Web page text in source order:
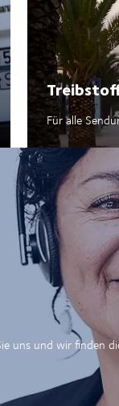
Für alle
uns und wir finden